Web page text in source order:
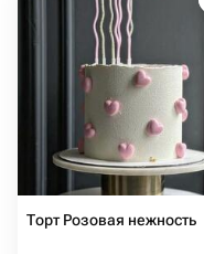
Торт Розовая нежность